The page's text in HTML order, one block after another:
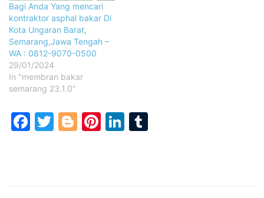
Bagi Anda Yang mencari
kontraktor asphal bakar Di
Kota Ungaran Barat,
Semarang,Jawa Tengah –
WA : 0812-9070-0500
29/01/2024
In "membran bakar
semarang 23.1.0"
Facebook
Twitter
Blogger
Pinterest
LinkedIn